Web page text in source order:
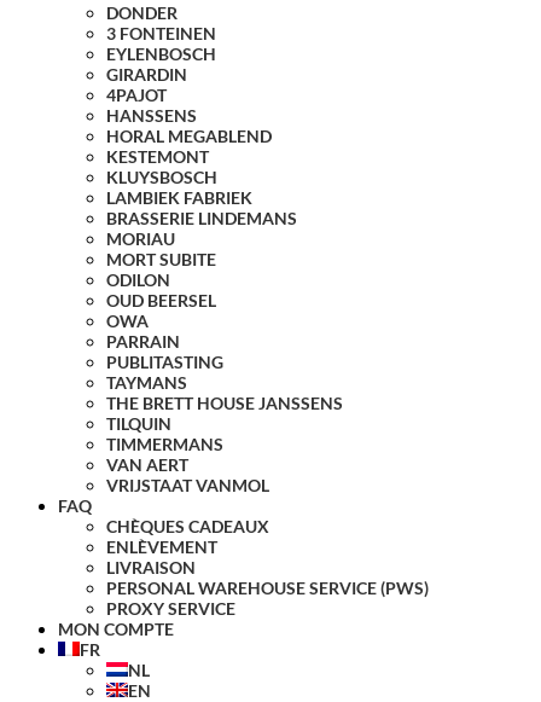
DONDER
3 FONTEINEN
EYLENBOSCH
GIRARDIN
4PAJOT
HANSSENS
HORAL MEGABLEND
KESTEMONT
KLUYSBOSCH
LAMBIEK FABRIEK
BRASSERIE LINDEMANS
MORIAU
MORT SUBITE
ODILON
OUD BEERSEL
OWA
PARRAIN
PUBLITASTING
TAYMANS
THE BRETT HOUSE JANSSENS
TILQUIN
TIMMERMANS
VAN AERT
VRIJSTAAT VANMOL
FAQ
CHÈQUES CADEAUX
ENLÈVEMENT
LIVRAISON
PERSONAL WAREHOUSE SERVICE (PWS)
PROXY SERVICE
MON COMPTE
FR
NL
EN